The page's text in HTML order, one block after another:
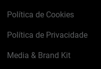
Política de Cookies
Política de Privacidade
Media & Brand Kit